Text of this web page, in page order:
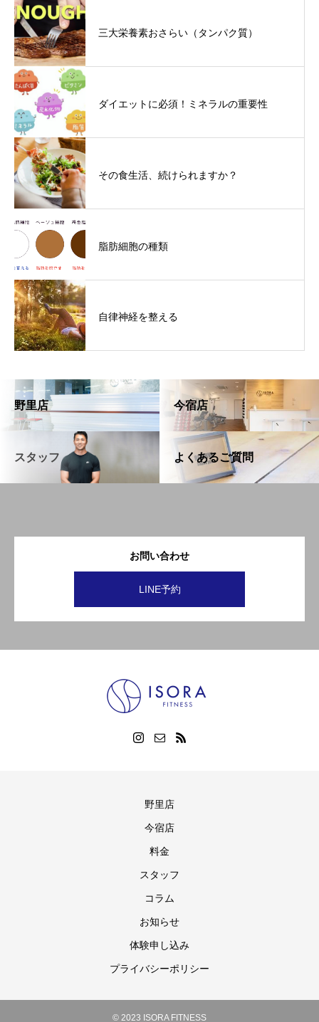
三大栄養素おさらい（タンパク質）
ダイエットに必須！ミネラルの重要性
その食生活、続けられますか？
脂肪細胞の種類
自律神経を整える
野里店 今宿店
スタッフ よくあるご質問
お問い合わせ
LINE予約
野里店
今宿店
料金
スタッフ
コラム
お知らせ
体験申し込み
プライバシーポリシー
© 2023 ISORA FITNESS